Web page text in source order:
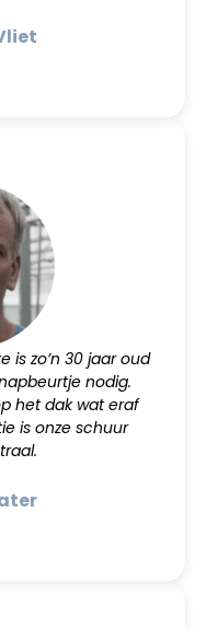
is zo’n 30 jaar oud
nodig.
het dak wat eraf
is onze schuur